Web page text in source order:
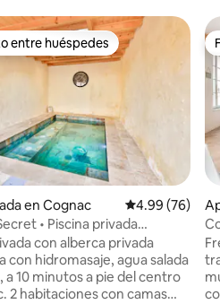
huéspedes preferido
entre huéspedes
en Cognac Calificación
4.99 (76)
• Piscina privada
con hidromasaje
con alberca privada
con hidromasaje, agua salada
a 10 minutos a pie del centro
el